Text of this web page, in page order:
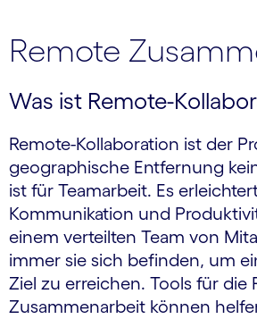
Remote
Was ist Remote-
Remote-Kollaboration ist der
geographische Entfernung
ist für Teamarbeit. Es
Kommunikation und
einem verteilten Team von
immer sie sich befinden, um
Ziel zu erreichen. Tools für die
Zusammenarbeit können